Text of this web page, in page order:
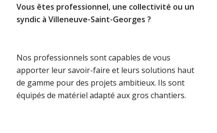
Vous êtes professionnel, une collectivité ou un
syndic à Villeneuve-Saint-Georges ?
Nos professionnels sont capables de vous
apporter leur savoir-faire et leurs solutions haut
de gamme pour des projets ambitieux. Ils sont
équipés de matériel adapté aux gros chantiers.